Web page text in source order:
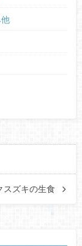
スズキの生食